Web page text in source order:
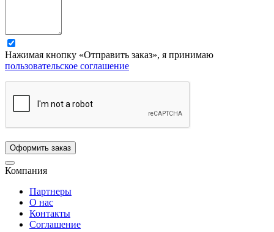
Нажимая кнопку «Отправить заказ», я принимаю
пользовательское соглашение
Компания
Партнеры
О нас
Контакты
Соглашение